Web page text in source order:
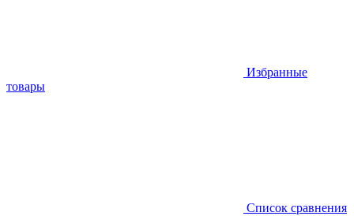
Избранные
товары
Список сравнения